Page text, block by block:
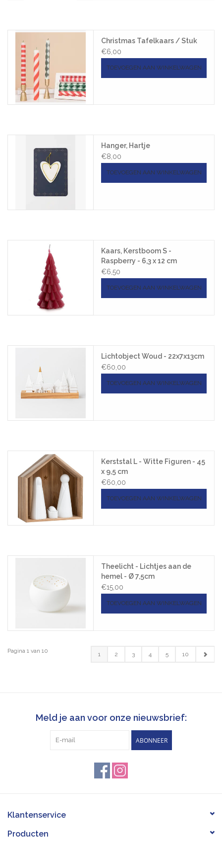
Christmas Tafelkaars / Stuk
€6,00
TOEVOEGEN AAN WINKELWAGEN
Hanger, Hartje
€8,00
TOEVOEGEN AAN WINKELWAGEN
Kaars, Kerstboom S -
Raspberry - 6,3 x 12 cm
€6,50
TOEVOEGEN AAN WINKELWAGEN
Lichtobject Woud - 22x7x13cm
€60,00
TOEVOEGEN AAN WINKELWAGEN
Kerststal L - Witte Figuren - 45
x 9,5 cm
€60,00
TOEVOEGEN AAN WINKELWAGEN
Theelicht - Lichtjes aan de
hemel - Ø 7,5cm
€15,00
TOEVOEGEN AAN WINKELWAGEN
Pagina 1 van 10 1 2 3 4 5 10
Meld je aan voor onze nieuwsbrief:
ABONNEER
Klantenservice
Producten